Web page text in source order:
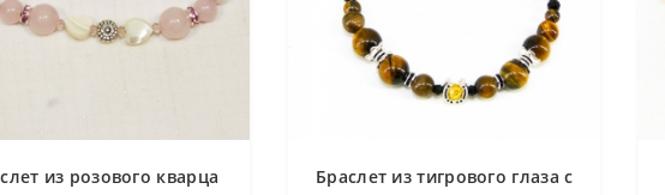
из розового кварца
Браслет из тигрового глаза с